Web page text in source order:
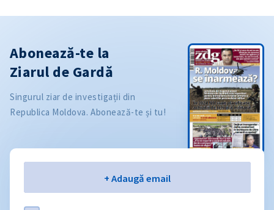
Abonează-te la
Ziarul de Gardă
Singurul ziar de investigații din
Republica Moldova. Abonează-te și tu!
+ Adaugă email